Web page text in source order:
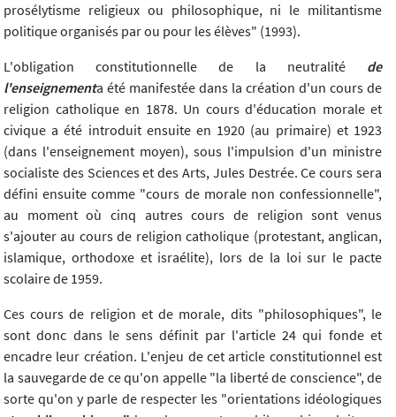
prosélytisme religieux ou philosophique, ni le militantisme
politique organisés par ou pour les élèves" (1993).
L'obligation constitutionnelle de la neutralité de
l'enseignementa été manifestée dans la création d'un cours de
religion catholique en 1878. Un cours d'éducation morale et
civique a été introduit ensuite en 1920 (au primaire) et 1923
(dans l'enseignement moyen), sous l'impulsion d'un ministre
socialiste des Sciences et des Arts, Jules Destrée. Ce cours sera
défini ensuite comme "cours de morale non confessionnelle",
au moment où cinq autres cours de religion sont venus
s'ajouter au cours de religion catholique (protestant, anglican,
islamique, orthodoxe et israélite), lors de la loi sur le pacte
scolaire de 1959.
Ces cours de religion et de morale, dits "philosophiques", le
sont donc dans le sens définit par l'article 24 qui fonde et
encadre leur création. L'enjeu de cet article constitutionnel est
la sauvegarde de ce qu'on appelle "la liberté de conscience", de
sorte qu'on y parle de respecter les "orientations idéologiques